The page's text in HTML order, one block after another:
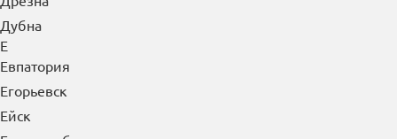
Дубна
Е
Евпатория
Егорьевск
Ейск